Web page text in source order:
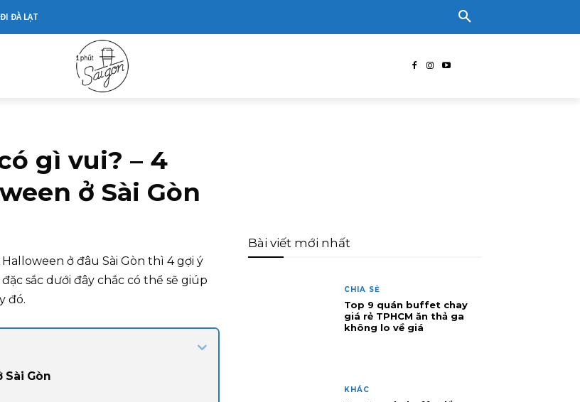
ĐI ĐÀ LẠT
gì vui? – 4
ở Sài Gòn
ở đâu Sài Gòn thì 4 gợi ý
sắc dưới đây chắc có thể sẽ giúp
đó.
Gòn
Bài viết mới nhất
CHIA SẺ
Top 9 quán buffet chay
giá rẻ TPHCM ăn thả ga
không lo về giá
KHÁC